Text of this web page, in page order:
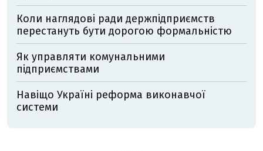
Коли наглядові ради держпідприємств
перестануть бути дорогою формальністю
Як управляти комунальними
підприємствами
Навіщо Україні реформа виконавчої
системи